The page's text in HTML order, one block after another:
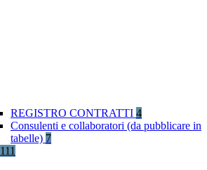
REGISTRO CONTRATTI 4
Consulenti e collaboratori (da pubblicare in
tabelle) 7
111